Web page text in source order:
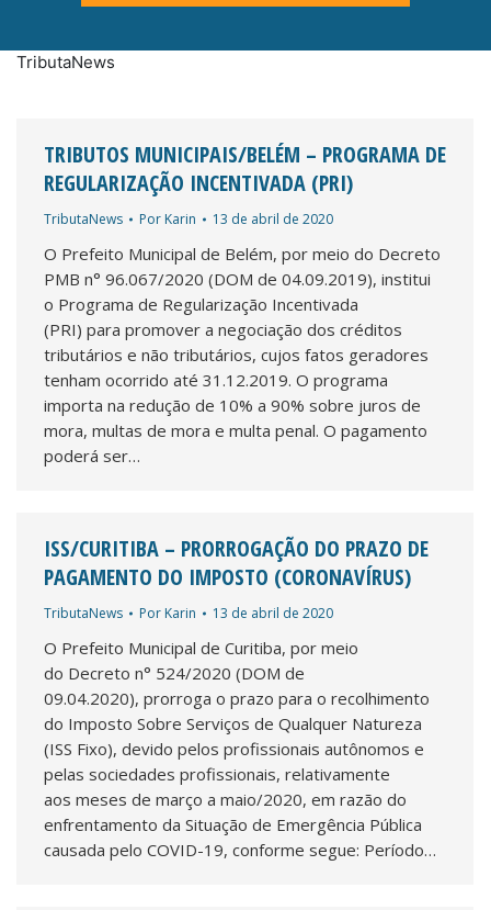
TributaNews
TRIBUTOS MUNICIPAIS/BELÉM – PROGRAMA DE
REGULARIZAÇÃO INCENTIVADA (PRI)
TributaNews Por Karin 13 de abril de 2020
O Prefeito Municipal de Belém, por meio do Decreto
PMB n° 96.067/2020 (DOM de 04.09.2019), institui
o Programa de Regularização Incentivada
(PRI) para promover a negociação dos créditos
tributários e não tributários, cujos fatos geradores
tenham ocorrido até 31.12.2019. O programa
importa na redução de 10% a 90% sobre juros de
mora, multas de mora e multa penal. O pagamento
poderá ser…
ISS/CURITIBA – PRORROGAÇÃO DO PRAZO DE
PAGAMENTO DO IMPOSTO (CORONAVÍRUS)
TributaNews Por Karin 13 de abril de 2020
O Prefeito Municipal de Curitiba, por meio
do Decreto n° 524/2020 (DOM de
09.04.2020), prorroga o prazo para o recolhimento
do Imposto Sobre Serviços de Qualquer Natureza
(ISS Fixo), devido pelos profissionais autônomos e
pelas sociedades profissionais, relativamente
aos meses de março a maio/2020, em razão do
enfrentamento da Situação de Emergência Pública
causada pelo COVID-19, conforme segue: Período…